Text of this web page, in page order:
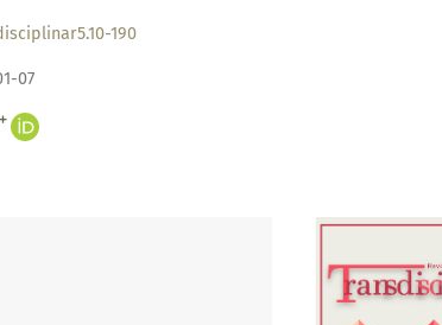
190
07
+